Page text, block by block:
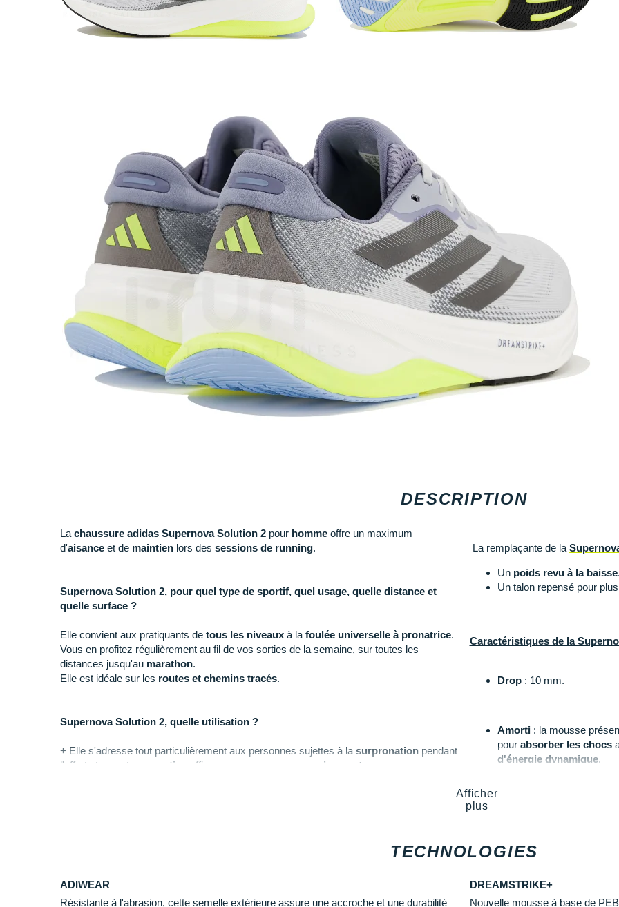
DESCRIPTION
La chaussure adidas Supernova Solution 2 pour homme offre un maximum
d'aisance et de maintien lors des sessions de running.
Supernova Solution 2, pour quel type de sportif, quel usage, quelle distance et
quelle surface ?
Elle convient aux pratiquants de tous les niveaux à la foulée universelle à pronatrice.
Vous en profitez régulièrement au fil de vos sorties de la semaine, sur toutes les
distances jusqu'au marathon.
Elle est idéale sur les routes et chemins tracés.
Supernova Solution 2, quelle utilisation ?
+ Elle s'adresse tout particulièrement aux personnes sujettes à la surpronation pendant
l'effort et apporte un
soutien efficace pour progresser sereinement
En faisant le choix de la Supernova Solution vous pouvez profiter :
La remplaçante de la
Un poids revu à la baisse.
Un talon repensé pour
Caractéristiques de la
Drop: 10 mm.
Amorti: la mousse
pour absorber les chocs
d'énergie dynamique.
circonstances.
Semelle extérieure: elle
Afficher
plus
TECHNOLOGIES
ADIWEAR
Résistante à l'abrasion, cette semelle extérieure assure une accroche et une durabilité
DREAMSTRIKE+
Nouvelle mousse à base de